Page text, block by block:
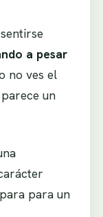
a pesar
no ves el
un
para un